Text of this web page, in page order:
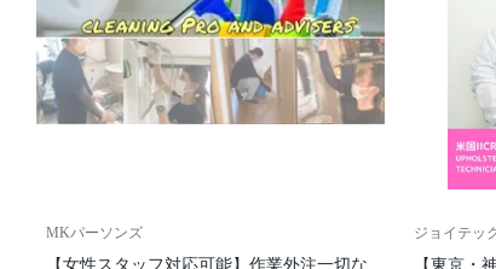
MKパーソンズ
【女性スタッフ対応可能】作業外注一切な
ジョイテッ
【東京・